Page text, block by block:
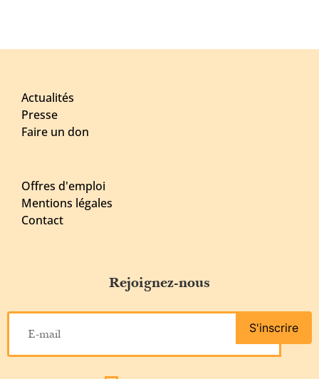
Actualités
Presse
Faire un don
Offres d'emploi
Mentions légales
Contact
Rejoignez-nous
S'inscrire